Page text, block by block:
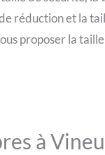
réduction et la
proposer la
à